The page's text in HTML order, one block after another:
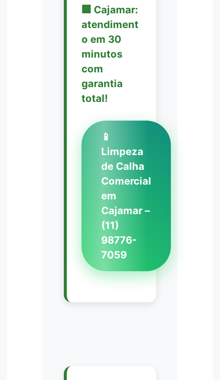
🏢 Cajamar:
atendiment
o em 30
minutos
com
garantia
total!
📱
Limpeza
de Calha
Comercial
em
Cajamar –
(11)
98776-
7059